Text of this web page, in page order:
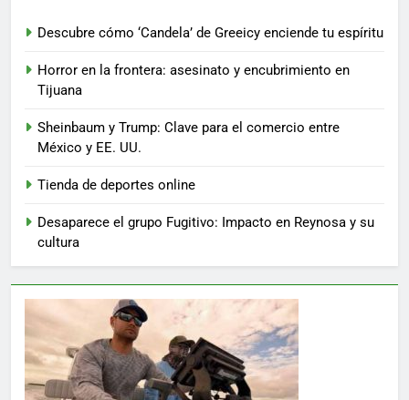
Descubre cómo ‘Candela’ de Greeicy enciende tu espíritu
Horror en la frontera: asesinato y encubrimiento en
Tijuana
Sheinbaum y Trump: Clave para el comercio entre
México y EE. UU.
Tienda de deportes online
Desaparece el grupo Fugitivo: Impacto en Reynosa y su
cultura